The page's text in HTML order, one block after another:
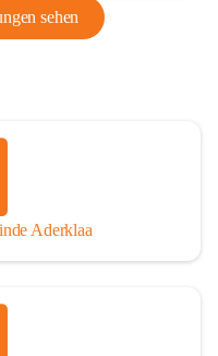
sehen
Aderklaa